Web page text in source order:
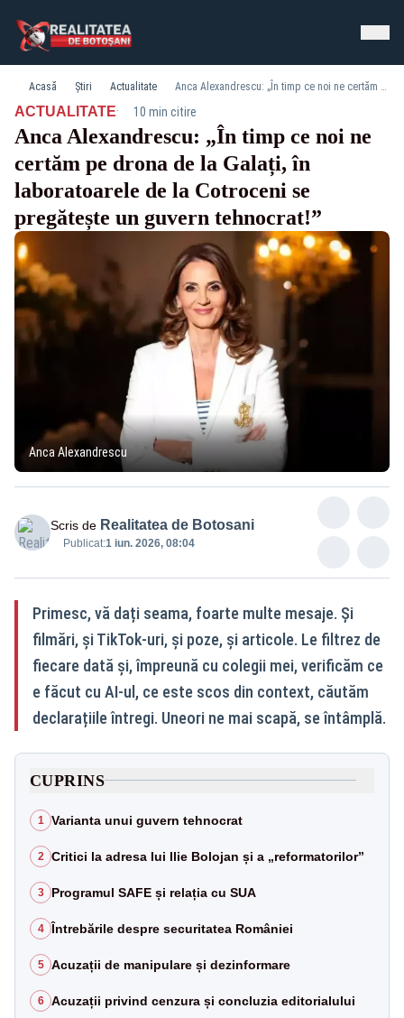
Acasă Știri Actualitate Anca Alexandrescu: „În timp ce noi ne certăm pe drona de la Galați, în laboratoarele de la Cotroceni se pregătește un guvern tehnocrat!”
ACTUALITATE· 10 min citire
Anca Alexandrescu: „În timp ce noi ne
certăm pe drona de la Galați, în
laboratoarele de la Cotroceni se
pregătește un guvern tehnocrat!”
Anca Alexandrescu
Scris de Realitatea de Botosani
Publicat:1 iun. 2026, 08:04
Primesc, vă dați seama, foarte multe mesaje. Și
filmări, și TikTok-uri, și poze, și articole. Le filtrez de
fiecare dată și, împreună cu colegii mei, verificăm ce
e făcut cu AI-ul, ce este scos din context, căutăm
declarațiile întregi. Uneori ne mai scapă, se întâmplă.
CUPRINS
1 Varianta unui guvern tehnocrat
2 Critici la adresa lui Ilie Bolojan și a „reformatorilor”
3 Programul SAFE și relația cu SUA
4 Întrebările despre securitatea României
5 Acuzații de manipulare și dezinformare
6 Acuzații privind cenzura și concluzia editorialului